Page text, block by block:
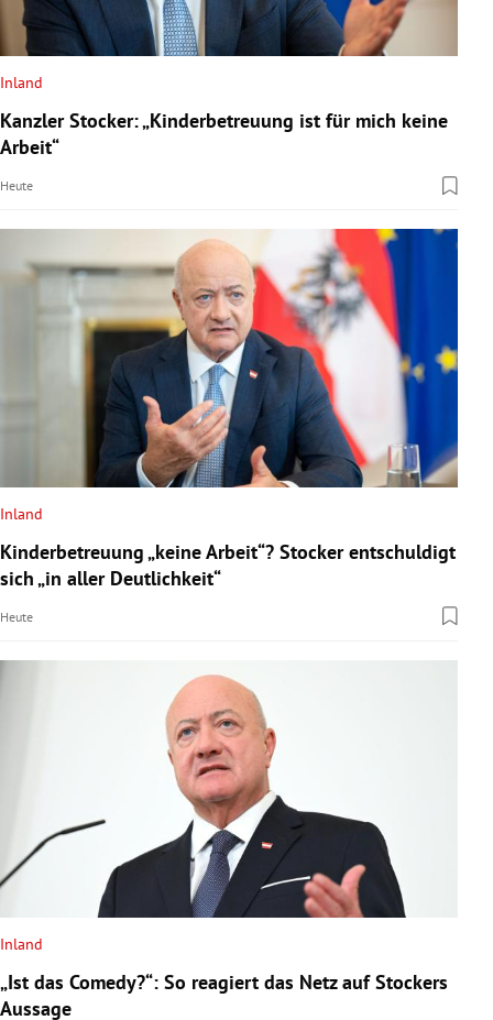
Inland
Kanzler Stocker: „Kinderbetreuung ist für mich keine
Arbeit“
Heute
Inland
Kinderbetreuung „keine Arbeit“? Stocker entschuldigt
sich „in aller Deutlichkeit“
Heute
Inland
„Ist das Comedy?“: So reagiert das Netz auf Stockers
Aussage